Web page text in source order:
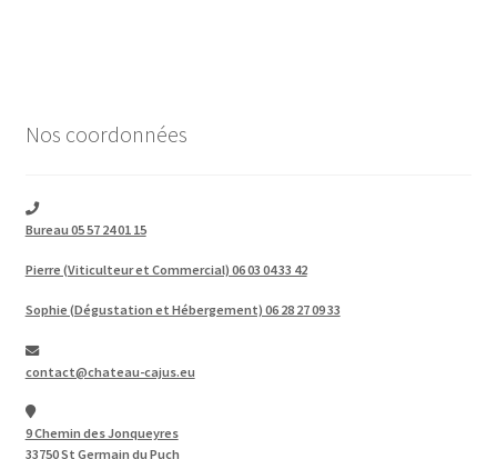
Nos coordonnées
Bureau 05 57 24 01 15
Pierre (Viticulteur et Commercial) 06 03 04 33 42
Sophie (Dégustation et Hébergement) 06 28 27 09 33
contact@chateau-cajus.eu
9 Chemin des Jonqueyres
33750 St Germain du Puch